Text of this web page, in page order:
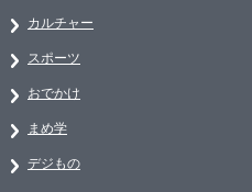
カルチャー
スポーツ
おでかけ
まめ学
デジもの